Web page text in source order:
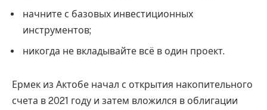
начните с базовых инвестиционных
инструментов;
никогда не вкладывайте всё в один проект.
Ермек из Актобе начал с открытия накопительного
счета в 2021 году и затем вложился в облигации